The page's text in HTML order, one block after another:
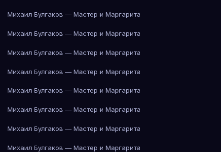
Михаил Булгаков — Мастер и Маргарита
Михаил Булгаков — Мастер и Маргарита
Михаил Булгаков — Мастер и Маргарита
Михаил Булгаков — Мастер и Маргарита
Михаил Булгаков — Мастер и Маргарита
Михаил Булгаков — Мастер и Маргарита
Михаил Булгаков — Мастер и Маргарита
Михаил Булгаков — Мастер и Маргарита